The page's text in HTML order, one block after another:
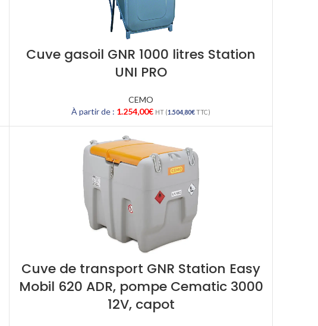
Cuve gasoil GNR 1000 litres Station
UNI PRO
CEMO
À partir de : 1.254,00€ HT (1.504,80€TTC)
Cuve de transport GNR Station Easy
Mobil 620 ADR, pompe Cematic 3000
12V, capot